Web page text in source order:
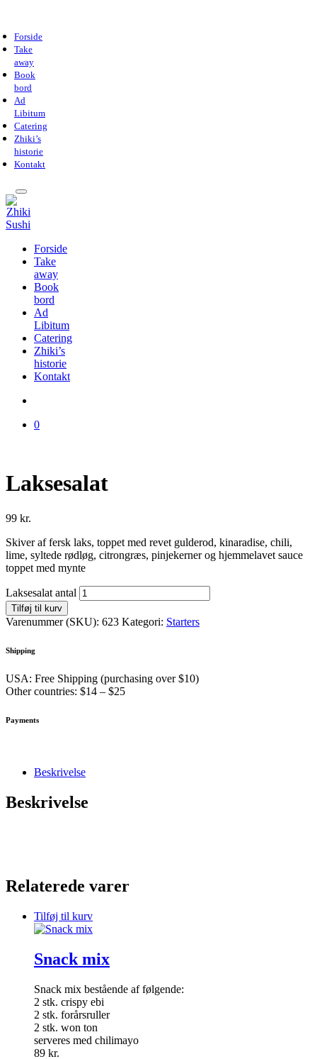
Forside
Take
away
Book
bord
Ad
Libitum
Catering
Zhiki’s
historie
Kontakt
Forside
Take
away
Book
bord
Ad
Libitum
Catering
Zhiki’s
historie
Kontakt
0
Laksesalat
99 kr.
Skiver af fersk laks, toppet med revet gulderod, kinaradise, chili,
lime, syltede rødløg, citrongræs, pinjekerner og hjemmelavet sauce
toppet med mynte
Laksesalat antal
Tilføj til kurv
Varenummer (SKU): 623 Kategori: Starters
Shipping
USA: Free Shipping (purchasing over $10)
Other countries: $14 – $25
Payments
Beskrivelse
Beskrivelse
Relaterede varer
Tilføj til kurv
Snack mix
Snack mix bestående af følgende:
2 stk. crispy ebi
2 stk. forårsruller
2 stk. won ton
serveres med chilimayo
89 kr.